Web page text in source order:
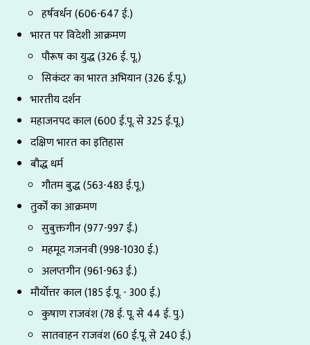
हर्षवर्धन (606-647 ई.)
भारत पर विदेशी आक्रमण
पौरूष का युद्ध (326 ई. पू.)
सिकंदर का भारत अभियान (326 ई.पू.)
भारतीय दर्शन
महाजनपद काल (600 ई.पू. से 325 ई.पू.)
दक्षिण भारत का इतिहास
बौद्ध धर्म
गौतम बुद्ध (563-483 ई.पू.)
तुर्कों का आक्रमण
सुबुक्तगीन (977-997 ई.)
महमूद गजनवी (998-1030 ई.)
अलप्तगीन (961-963 ई.)
मौर्योत्तर काल (185 ई.पू. - 300 ई.)
कुषाण राजवंश (78 ई. पू. से 44 ई. पु.)
सातवाहन राजवंश (60 ई.पू. से 240 ई.)